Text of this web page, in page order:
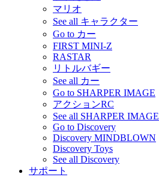
マリオ
See all キャラクター
Go to カー
FIRST MINI-Z
RASTAR
リトルバギー
See all カー
Go to SHARPER IMAGE
アクションRC
See all SHARPER IMAGE
Go to Discovery
Discovery MINDBLOWN
Discovery Toys
See all Discovery
サポート